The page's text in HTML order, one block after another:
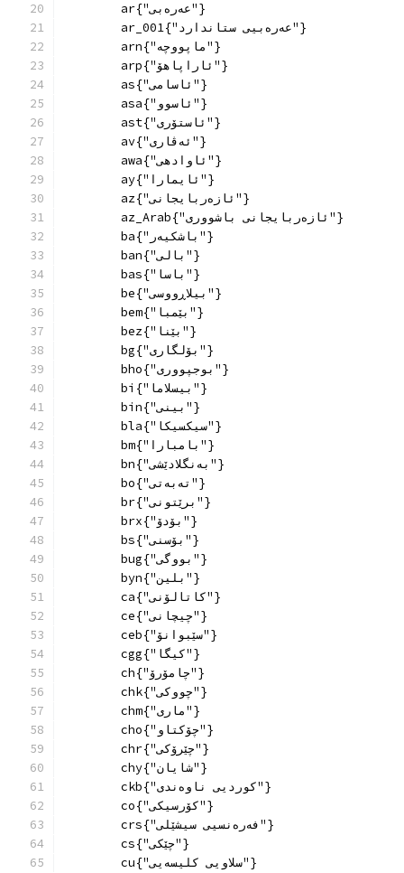
        ar{"عەرەبی"}
        ar_001{"عەرەبیی ستاندارد"}
        arn{"ماپووچە"}
        arp{"ئاراپاهۆ"}
        as{"ئاسامی"}
        asa{"ئاسوو"}
        ast{"ئاستۆری"}
        av{"ئەڤاری"}
        awa{"ئاوادهی"}
        ay{"ئایمارا"}
        az{"ئازەربایجانی"}
        az_Arab{"ئازەربایجانی باشووری"}
        ba{"باشکیەر"}
        ban{"بالی"}
        bas{"باسا"}
        be{"بیلاڕووسی"}
        bem{"بێمبا"}
        bez{"بێنا"}
        bg{"بۆلگاری"}
        bho{"بوجپووری"}
        bi{"بیسلاما"}
        bin{"بینی"}
        bla{"سیکسیکا"}
        bm{"بامبارا"}
        bn{"بەنگلادێشی"}
        bo{"تەبەتی"}
        br{"برێتونی"}
        brx{"بۆدۆ"}
        bs{"بۆسنی"}
        bug{"بووگی"}
        byn{"بلین"}
        ca{"كاتالۆنی"}
        ce{"چیچانی"}
        ceb{"سێبوانۆ"}
        cgg{"کیگا"}
        ch{"چامۆرۆ"}
        chk{"چووکی"}
        chm{"ماری"}
        cho{"چۆکتاو"}
        chr{"چێرۆکی"}
        chy{"شایان"}
        ckb{"کوردیی ناوەندی"}
        co{"کۆرسیکی"}
        crs{"فەرەنسیی سیشێلی"}
        cs{"چێکی"}
        cu{"سلاویی کلیسەیی"}